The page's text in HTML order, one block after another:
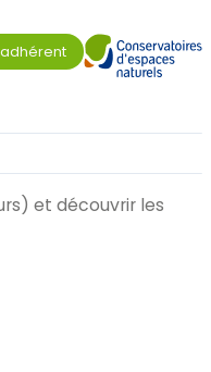
et découvrir les